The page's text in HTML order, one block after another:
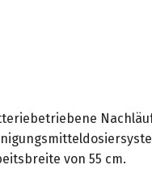
von 55 cm.